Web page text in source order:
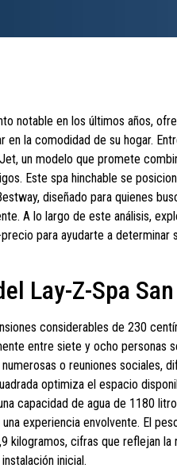
notable en los últimos años,
la comodidad de su hogar.
un modelo que promete
Este spa hinchable se
diseñado para quienes
A lo largo de este análisis,
para ayudarte a determinar
Lay-Z-Spa
considerables de 230
entre siete y ocho personas
o reuniones sociales,
optimiza el espacio
capacidad de agua de 1180
experiencia envolvente. El
kilogramos, cifras que reflejan
inicial.